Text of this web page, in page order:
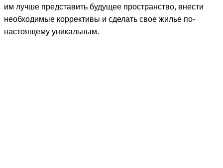
им лучше представить будущее пространство, внести
необходимые коррективы и сделать свое жилье по-
настоящему уникальным.